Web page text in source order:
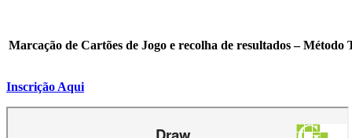
Marcação de Cartões de Jogo e recolha de resultados – Método
Inscrição Aqui